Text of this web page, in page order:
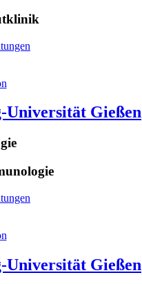
Universität Gießen
Universität Gießen